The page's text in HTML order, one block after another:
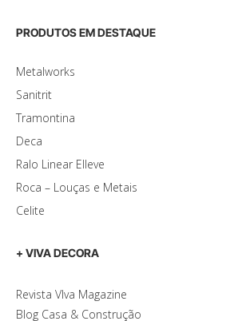
PRODUTOS EM DESTAQUE
Metalworks
Sanitrit
Tramontina
Deca
Ralo Linear Elleve
Roca – Louças e Metais
Celite
+ VIVA DECORA
Revista VIva Magazine
Blog Casa & Construção